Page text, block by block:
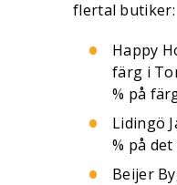
flertal butiker:
Happy
färg i
% på
Lidingö
% på
Beijer